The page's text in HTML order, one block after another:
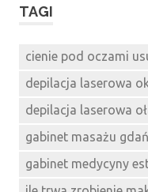
TAGI
cienie pod oczami
depilacja laserowa
depilacja laserowa
gabinet masażu
gabinet medycyny